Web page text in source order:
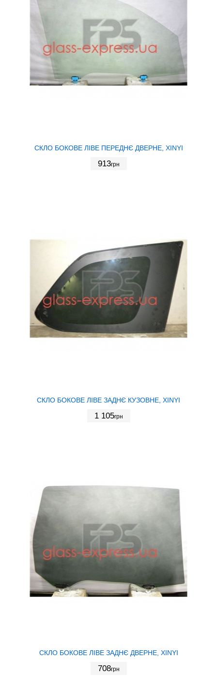
СКЛО БОКОВЕ ЛІВЕ ПЕРЕДНЄ ДВЕРНЕ, XINYI
913грн
СКЛО БОКОВЕ ЛІВЕ ЗАДНЄ КУЗОВНЕ, XINYI
1 105грн
СКЛО БОКОВЕ ЛІВЕ ЗАДНЄ ДВЕРНЕ, XINYI
708грн